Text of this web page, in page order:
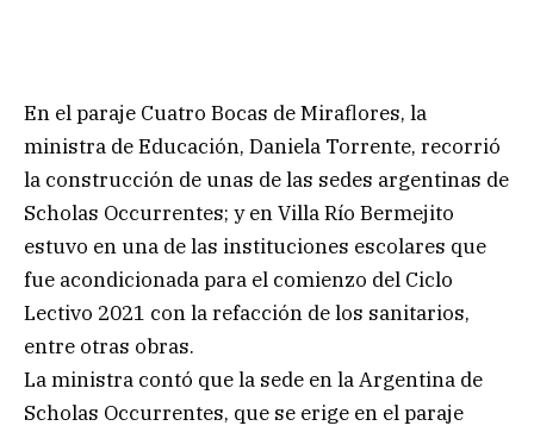
En el paraje Cuatro Bocas de Miraflores, la
ministra de Educación, Daniela Torrente, recorrió
la construcción de unas de las sedes argentinas de
Scholas Occurrentes; y en Villa Río Bermejito
estuvo en una de las instituciones escolares que
fue acondicionada para el comienzo del Ciclo
Lectivo 2021 con la refacción de los sanitarios,
entre otras obras.
La ministra contó que la sede en la Argentina de
Scholas Occurrentes, que se erige en el paraje